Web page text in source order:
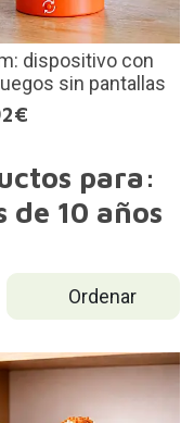
dispositivo con
sin pantallas
para:
de 10 años
Ordenar